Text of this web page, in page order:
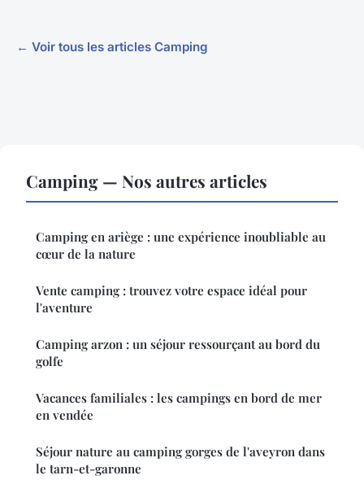
← Voir tous les articles Camping
Camping — Nos autres articles
Camping en ariège : une expérience inoubliable au
cœur de la nature
Vente camping : trouvez votre espace idéal pour
l'aventure
Camping arzon : un séjour ressourçant au bord du
golfe
Vacances familiales : les campings en bord de mer
en vendée
Séjour nature au camping gorges de l'aveyron dans
le tarn-et-garonne